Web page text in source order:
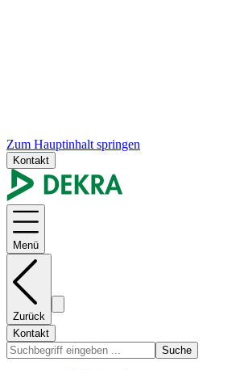
Zum Hauptinhalt springen
Kontakt
Menü
Zurück
Kontakt
Suche